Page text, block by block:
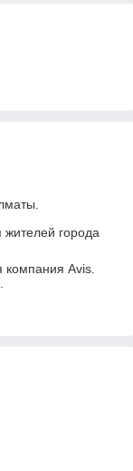
жителей города
компания Avis.